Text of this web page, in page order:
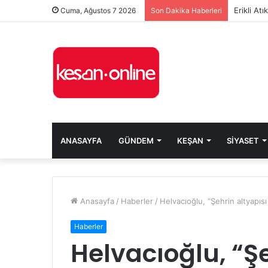
Cuma, Ağustos 7 2026 Son Dakika Haberleri Erikli
ANASAYFA GÜNDEM KEŞAN SIYASET
Anasayfa / Haberler / Helvacıoğlu, “Şehrin
Haberler
Helvacıoğlu,